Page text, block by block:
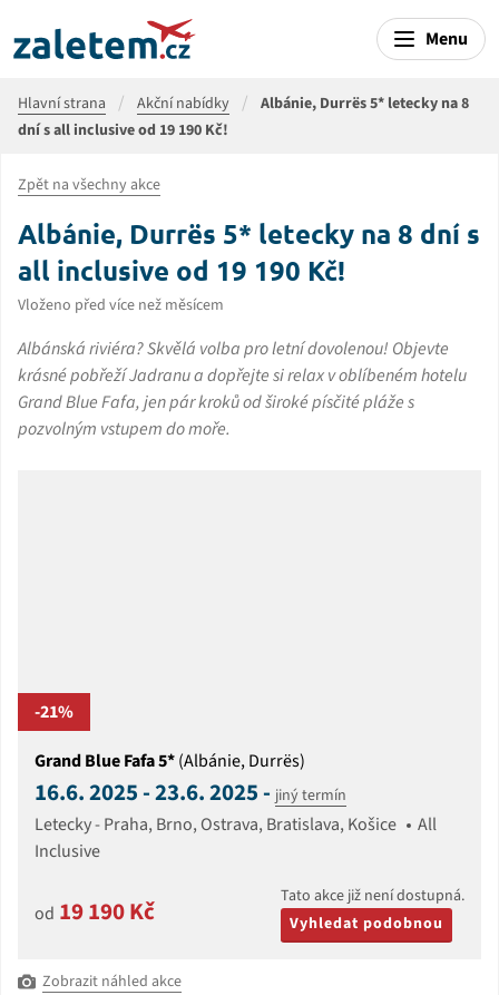
Menu
Hlavní strana Akční nabídky
Albánie, Durrës 5* letecky na 8
dní s all inclusive od 19 190 Kč!
Zpět na všechny akce
Albánie, Durrës 5* letecky na 8 dní s
all inclusive od 19 190 Kč!
Vloženo před více než měsícem
Albánská riviéra? Skvělá volba pro letní dovolenou! Objevte
krásné pobřeží Jadranu a dopřejte si relax v oblíbeném hotelu
Grand Blue Fafa, jen pár kroků od široké písčité pláže s
pozvolným vstupem do moře.
-21%
Grand Blue Fafa 5*(Albánie, Durrës)
16.6. 2025 - 23.6. 2025 - jiný termín
Letecky - Praha, Brno, Ostrava, Bratislava, Košice
All
Inclusive
od 19 190 Kč
Tato akce již není dostupná.
Vyhledat podobnou
Zobrazit náhled akce